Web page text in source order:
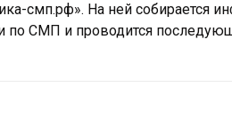
смп.рф». На ней собирается
по СМП и проводится